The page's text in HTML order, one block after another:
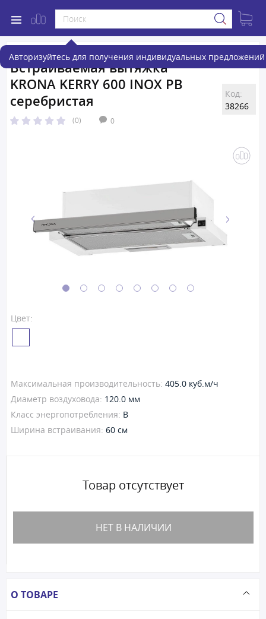
Авторизуйтесь для получения индивидуальных предложений
Встраиваемая вытяжка
KRONA KERRY 600 INOX PB
серебристая
(0) 0
Код:
38266
Цвет:
Максимальная производительность: 405.0 куб.м/ч
Диаметр воздуховода: 120.0 мм
Класс энергопотребления: B
Ширина встраивания: 60 см
Товар отсутствует
НЕТ В НАЛИЧИИ
О ТОВАРЕ